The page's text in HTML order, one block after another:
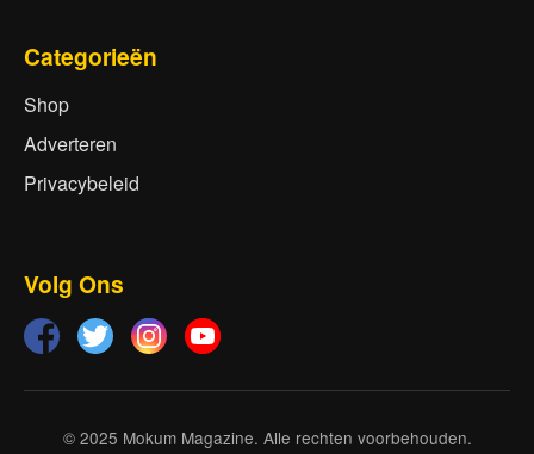
Categorieën
Shop
Adverteren
Privacybeleid
Volg Ons
© 2025 Mokum Magazine. Alle rechten voorbehouden.